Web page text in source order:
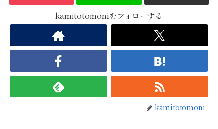
kamitotomoniをフォローする
kamitotomoni